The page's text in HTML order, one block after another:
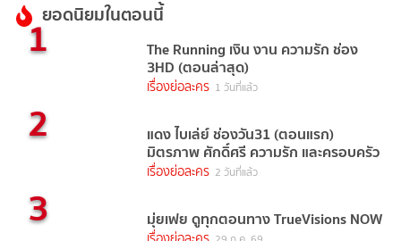
ยอดนิยมในตอนนี้
1 The Running เงิน งาน ความรัก ช่อง
3HD (ตอนล่าสุด)
เรื่องย่อละคร 1 วันที่แล้ว
2 แดง ไบเล่ย์ ช่องวัน31 (ตอนแรก)
มิตรภาพ ศักดิ์ศรี ความรัก และครอบครัว
เรื่องย่อละคร 2 วันที่แล้ว
3 มุ่ยเฟย ดูทุกตอนทาง TrueVisions NOW